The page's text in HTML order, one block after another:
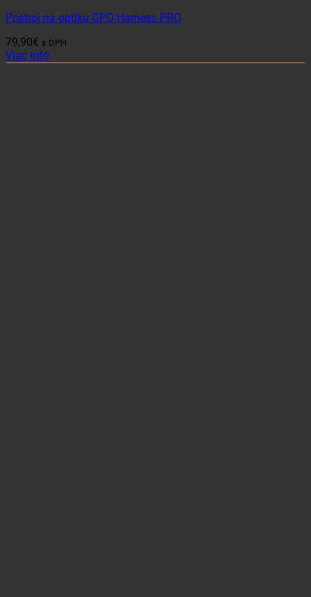
Postroj na optiku GPO Harness PRO
79,90€ s DPH
Viac info